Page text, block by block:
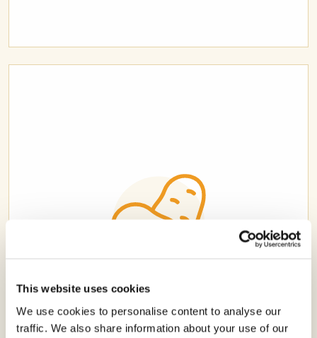
This website uses cookies
We use cookies to personalise content to analyse our
traffic. We also share information about your use of our
PAPA